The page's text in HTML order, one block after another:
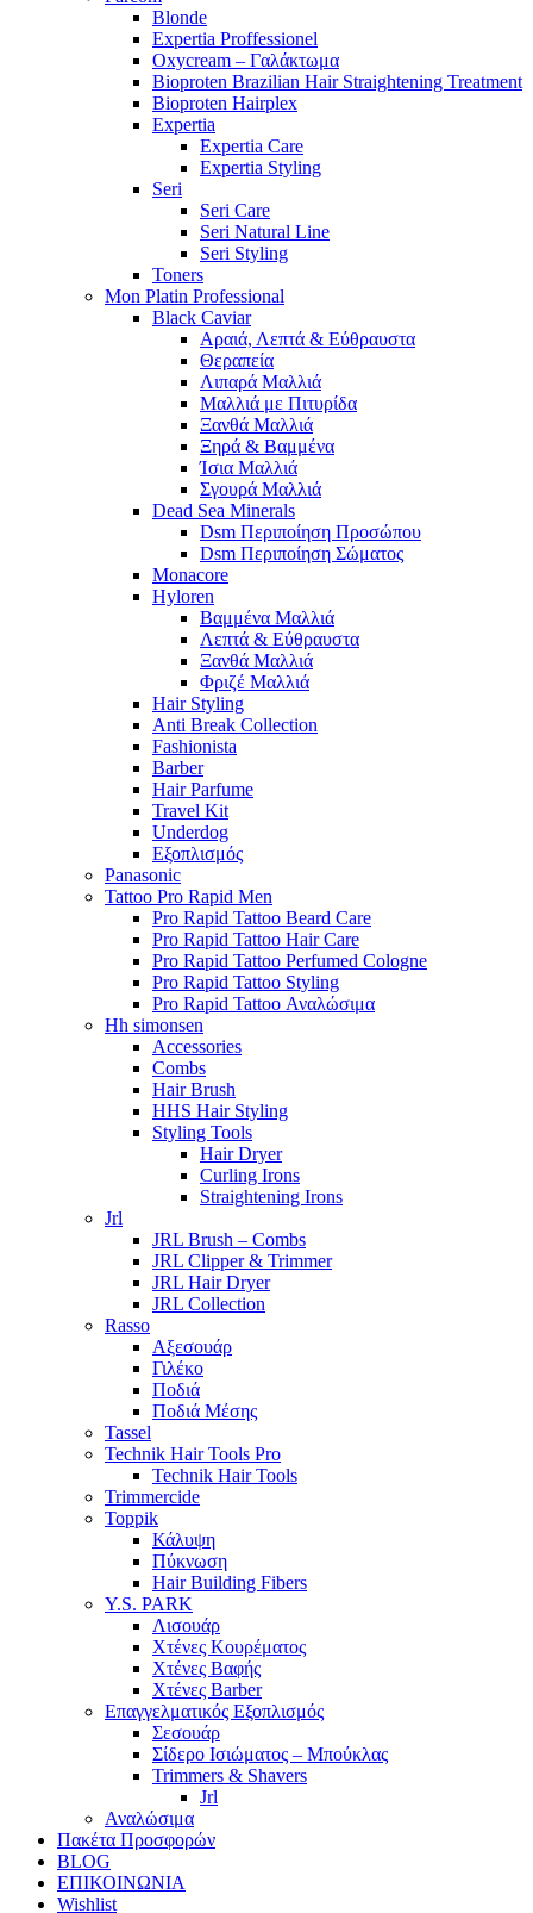
Blonde
Expertia Proffessionel
Oxycream – Γαλάκτωμα
Bioproten Brazilian Hair Straightening Treatment
Bioproten Hairplex
Expertia
Expertia Care
Expertia Styling
Seri
Seri Care
Seri Natural Line
Seri Styling
Toners
Mon Platin Professional
Black Caviar
Αραιά, Λεπτά & Εύθραυστα
Θεραπεία
Λιπαρά Μαλλιά
Μαλλιά με Πιτυρίδα
Ξανθά Μαλλιά
Ξηρά & Βαμμένα
Ίσια Μαλλιά
Σγουρά Μαλλιά
Dead Sea Minerals
Dsm Περιποίηση Προσώπου
Dsm Περιποίηση Σώματος
Monacore
Hyloren
Βαμμένα Μαλλιά
Λεπτά & Εύθραυστα
Ξανθά Μαλλιά
Φριζέ Μαλλιά
Hair Styling
Anti Break Collection
Fashionista
Barber
Hair Parfume
Travel Kit
Underdog
Εξοπλισμός
Panasonic
Tattoo Pro Rapid Men
Pro Rapid Tattoo Beard Care
Pro Rapid Tattoo Hair Care
Pro Rapid Tattoo Perfumed Cologne
Pro Rapid Tattoo Styling
Pro Rapid Tattoo Αναλώσιμα
Hh simonsen
Accessories
Combs
Hair Brush
HHS Hair Styling
Styling Tools
Hair Dryer
Curling Irons
Straightening Irons
Jrl
JRL Brush – Combs
JRL Clipper & Trimmer
JRL Hair Dryer
JRL Collection
Rasso
Αξεσουάρ
Γιλέκο
Ποδιά
Ποδιά Μέσης
Tassel
Technik Hair Tools Pro
Technik Hair Tools
Trimmercide
Toppik
Κάλυψη
Πύκνωση
Hair Building Fibers
Y.S. PARK
Λισουάρ
Χτένες Κουρέματος
Χτένες Βαφής
Χτένες Barber
Επαγγελματικός Εξοπλισμός
Σεσουάρ
Σίδερο Ισιώματος – Μπούκλας
Trimmers & Shavers
Jrl
Αναλώσιμα
Πακέτα Προσφορών
BLOG
ΕΠΙΚΟΙΝΩΝΙΑ
Wishlist